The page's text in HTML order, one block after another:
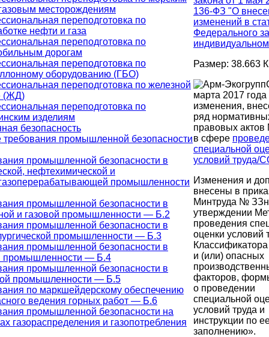
месторождениям
переподготовка по
нефти и газа
переподготовка по
дорогам
переподготовка по
оборудованию (ГБО)
переподготовка по железной
(ЖД)
переподготовка по
изделиям
безопасность
промышленной безопасности
промышленной безопасности в
нефтехимической и
промышленности
промышленной безопасности в
и газовой промышленности — Б.2
промышленной безопасности в
промышленности — Б.3
промышленной безопасности в
промышленности — Б.4
промышленной безопасности в
промышленности — Б.5
по маркшейдерскому обеспечению
ведения горных работ — Б.6
промышленной безопасности на
газораспределения и газопотребления
136-ФЗ "О
изменений в
Федерального
Размер: 38.663
марта 2017 года
изменения,
ряд
правовых актов
в сфере
специальной
условий труда/
Изменения и
внесены в
Минтруда №
утверждении
проведения
оценки условий
и (или) опасных
факторов,
о проведении
специальной
условий труда и
инструкции по
заполнению».